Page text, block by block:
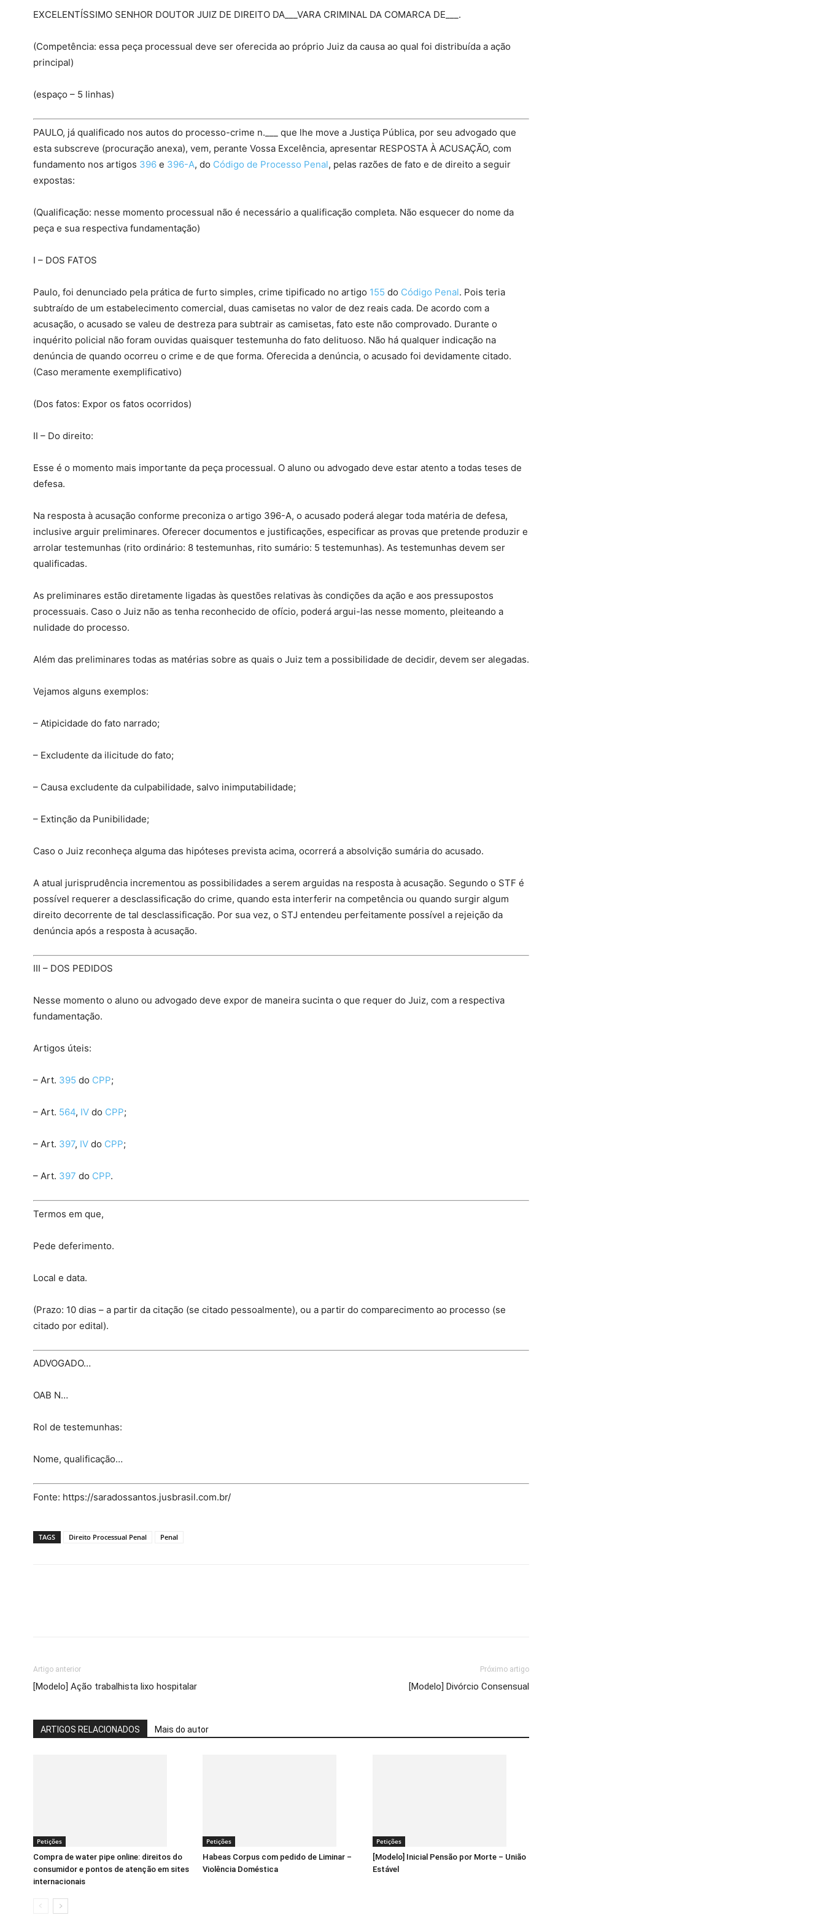
EXCELENTÍSSIMO SENHOR DOUTOR JUIZ DE DIREITO DA___VARA CRIMINAL DA COMARCA DE___.
(Competência: essa peça processual deve ser oferecida ao próprio Juiz da causa ao qual foi distribuída a ação
principal)
(espaço – 5 linhas)
PAULO, já qualificado nos autos do processo-crime n.___ que lhe move a Justiça Pública, por seu advogado que
esta subscreve (procuração anexa), vem, perante Vossa Excelência, apresentar RESPOSTA À ACUSAÇÃO, com
fundamento nos artigos 396e 396-A, do Código de Processo Penal, pelas razões de fato e de direito a seguir
expostas:
(Qualificação: nesse momento processual não é necessário a qualificação completa. Não esquecer do nome da
peça e sua respectiva fundamentação)
I – DOS FATOS
Paulo, foi denunciado pela prática de furto simples, crime tipificado no artigo 155 do Código Penal. Pois teria
subtraído de um estabelecimento comercial, duas camisetas no valor de dez reais cada. De acordo com a
acusação, o acusado se valeu de destreza para subtrair as camisetas, fato este não comprovado. Durante o
inquérito policial não foram ouvidas quaisquer testemunha do fato delituoso. Não há qualquer indicação na
denúncia de quando ocorreu o crime e de que forma. Oferecida a denúncia, o acusado foi devidamente citado.
(Caso meramente exemplificativo)
(Dos fatos: Expor os fatos ocorridos)
II – Do direito:
Esse é o momento mais importante da peça processual. O aluno ou advogado deve estar atento a todas teses de
defesa.
Na resposta à acusação conforme preconiza o artigo 396-A, o acusado poderá alegar toda matéria de defesa,
inclusive arguir preliminares. Oferecer documentos e justificações, especificar as provas que pretende produzir e
arrolar testemunhas (rito ordinário: 8 testemunhas, rito sumário: 5 testemunhas). As testemunhas devem ser
qualificadas.
As preliminares estão diretamente ligadas às questões relativas às condições da ação e aos pressupostos
processuais. Caso o Juiz não as tenha reconhecido de ofício, poderá argui-las nesse momento, pleiteando a
nulidade do processo.
Além das preliminares todas as matérias sobre as quais o Juiz tem a possibilidade de decidir, devem ser alegadas.
Vejamos alguns exemplos:
– Atipicidade do fato narrado;
– Excludente da ilicitude do fato;
– Causa excludente da culpabilidade, salvo inimputabilidade;
– Extinção da Punibilidade;
Caso o Juiz reconheça alguma das hipóteses prevista acima, ocorrerá a absolvição sumária do acusado.
A atual jurisprudência incrementou as possibilidades a serem arguidas na resposta à acusação. Segundo o STF é
possível requerer a desclassificação do crime, quando esta interferir na competência ou quando surgir algum
direito decorrente de tal desclassificação. Por sua vez, o STJ entendeu perfeitamente possível a rejeição da
denúncia após a resposta à acusação.
III – DOS PEDIDOS
Nesse momento o aluno ou advogado deve expor de maneira sucinta o que requer do Juiz, com a respectiva
fundamentação.
Artigos úteis:
– Art. 395 do CPP;
– Art. 564, IVdo CPP;
– Art. 397, IVdo CPP;
– Art. 397 do CPP.
Termos em que,
Pede deferimento.
Local e data.
(Prazo: 10 dias – a partir da citação (se citado pessoalmente), ou a partir do comparecimento ao processo (se
citado por edital).
ADVOGADO…
OAB N…
Rol de testemunhas:
Nome, qualificação…
Fonte: https://saradossantos.jusbrasil.com.br/
TAGS Direito Processual Penal Penal
Artigo anterior
[Modelo] Ação trabalhista lixo hospitalar
Próximo artigo
[Modelo] Divórcio Consensual
ARTIGOS RELACIONADOS Mais do autor
Petições
Compra de water pipe online: direitos do
consumidor e pontos de atenção em sites
internacionais
Petições
Habeas Corpus com pedido de Liminar –
Violência Doméstica
Petições
[Modelo] Inicial Pensão por Morte – União
Estável